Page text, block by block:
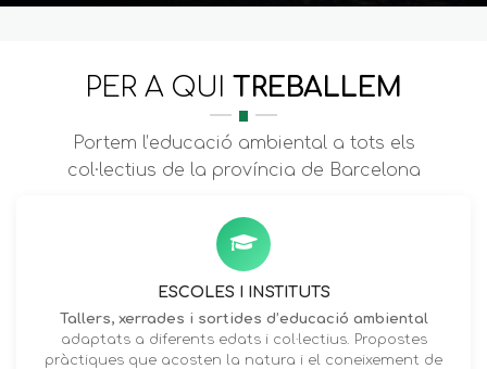
PER A QUI TREBALLEM
Portem l’educació ambiental a tots els
col·lectius de la província de Barcelona
ESCOLES I INSTITUTS
Tallers, xerrades i sortides d’educació ambiental
adaptats a diferents edats i col·lectius. Propostes
pràctiques que acosten la natura i el coneixement de